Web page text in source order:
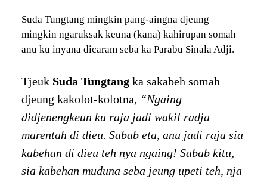
Suda Tungtang mingkin pang-aingna djeung
mingkin ngaruksak keuna (kana) kahirupan somah
anu ku inyana dicaram seba ka Parabu Sinala Adji.
Tjeuk Suda Tungtangka sakabeh somah
djeung kakolot-kolotna, “Ngaing
didjenengkeun ku raja jadi wakil radja
marentah di dieu. Sabab eta, anu jadi raja sia
kabehan di dieu teh nya ngaing! Sabab kitu,
sia kabehan muduna seba jeung upeti teh, nja